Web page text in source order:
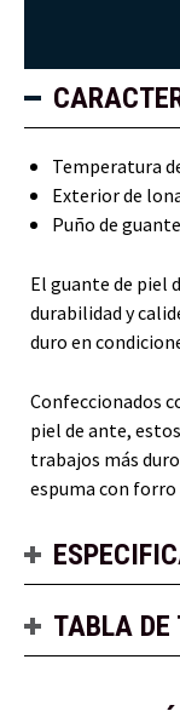
Temperatura
Exterior de
Puño de
El guante de piel
durabilidad y
duro en
Confeccionados
piel de ante,
trabajos más
espuma con
TABLA DE